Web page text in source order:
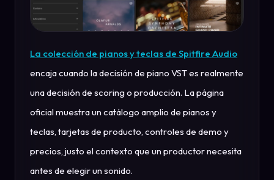
La colección de pianos y teclas de Spitfire Audio
encaja cuando la decisión de piano VST es realmente
una decisión de scoring o producción. La página
oficial muestra un catálogo amplio de pianos y
teclas, tarjetas de producto, controles de demo y
precios, justo el contexto que un productor necesita
antes de elegir un sonido.